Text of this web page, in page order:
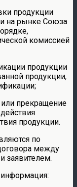
продукции
на рынке Союза
комиссией
продукции
продукции,
прекращение
продукции.
по
между
заявителем.